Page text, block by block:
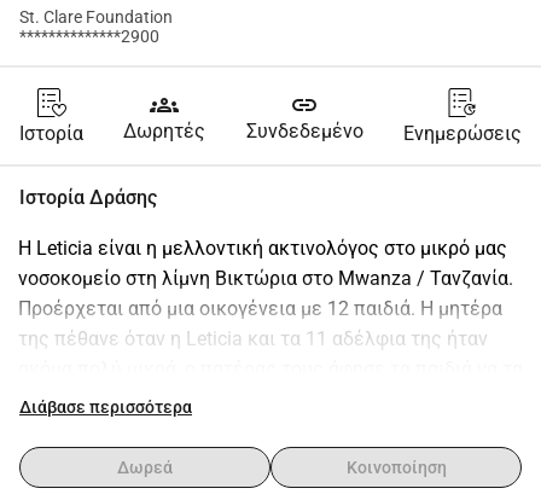
St. Clare Foundation
**************2900
Ιστορία
groups
Δωρητές
link
Συνδεδεμένο Ενημερώσεις
Ιστορία Δράσης
Η Leticia είναι η μελλοντική ακτινολόγος στο μικρό μας
νοσοκομείο στη λίμνη Βικτώρια στο Mwanza / Τανζανία.
Προέρχεται από μια οικογένεια με 12 παιδιά. Η μητέρα
της πέθανε όταν η Leticia και τα 11 αδέλφια της ήταν
βγάλουν πέρα μόνα τους. Ωστόσο, η Leticia τα κατάφερε
τώρα σπουδάζει εδώ και 2 χρόνια ακτινογραφία στο
πανεπιστήμιο του Bugando. Κατά τη διάρκεια των
Διάβασε περισσότερα
Δωρεά Κοινοποίηση